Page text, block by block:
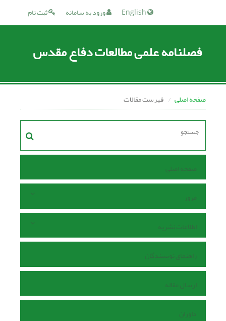
ثبت نام ورود به سامانه
فصلنامه علمی مطالعات دفاع مقدس
صفحه اصلی فهرست مقالات
صفحه اصلی
مرور
اطلاعات نشریه
راهنمای نویسندگان
ارسال مقاله
داوران